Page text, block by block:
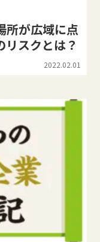
所が広域に点
スクとは？
2022.02.01